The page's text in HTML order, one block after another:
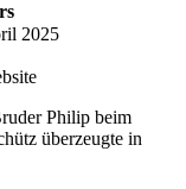
2025
Philip beim
überzeugte in